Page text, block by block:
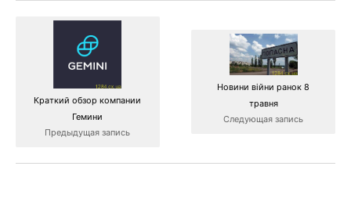
Краткий обзор компании
Гемини
Предыдущая запись
Новини війни ранок 8
травня
Следующая запись